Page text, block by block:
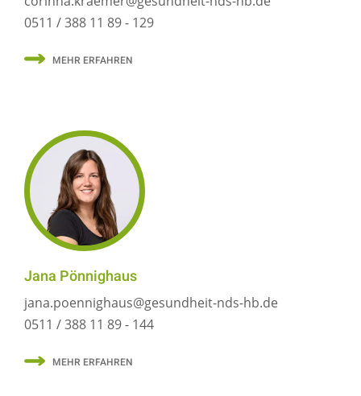
0511 / 388 11 89 - 129
MEHR ERFAHREN
Jana Pönnighaus
jana.poennighaus@gesundheit-nds-hb.de
0511 / 388 11 89 - 144
MEHR ERFAHREN